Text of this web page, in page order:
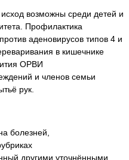
возможны среди детей и
Профилактика
аденовирусов типов 4 и
в кишечнике
ОРВИ
и членов семьи
рук.
болезней,
другими уточнёнными